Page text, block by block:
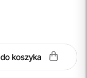
do koszyka